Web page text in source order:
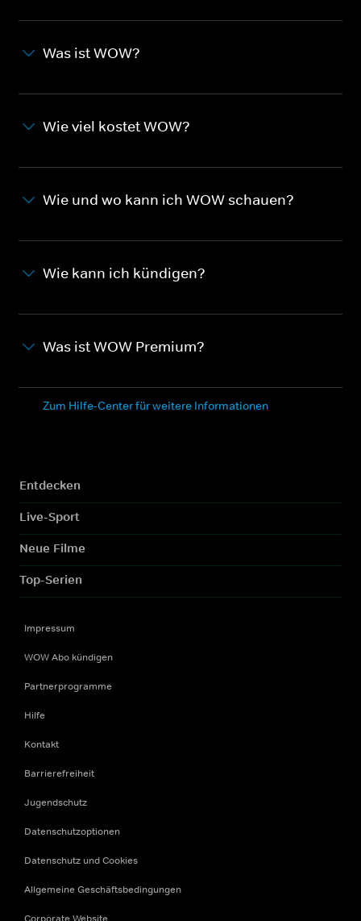
Was ist WOW?
Wie viel kostet WOW?
Wie und wo kann ich WOW schauen?
Wie kann ich kündigen?
Was ist WOW Premium?
Zum Hilfe-Center für weitere Informationen
Entdecken
Live-Sport
Neue Filme
Top-Serien
Impressum
WOW Abo kündigen
Partnerprogramme
Hilfe
Kontakt
Barrierefreiheit
Jugendschutz
Datenschutzoptionen
Datenschutz und Cookies
Allgemeine Geschäftsbedingungen